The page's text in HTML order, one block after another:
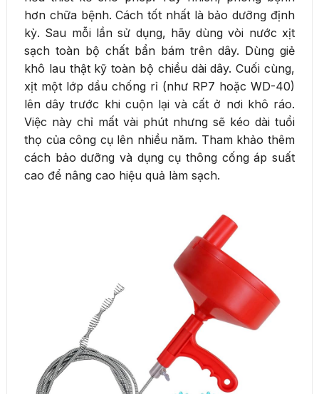
hơn chữa bệnh. Cách tốt nhất là bảo dưỡng định
kỳ. Sau mỗi lần sử dụng, hãy dùng vòi nước xịt
sạch toàn bộ chất bẩn bám trên dây. Dùng giẻ
khô lau thật kỹ toàn bộ chiều dài dây. Cuối cùng,
xịt một lớp dầu chống rỉ (như RP7 hoặc WD-40)
lên dây trước khi cuộn lại và cất ở nơi khô ráo.
Việc này chỉ mất vài phút nhưng sẽ kéo dài tuổi
thọ của công cụ lên nhiều năm. Tham khảo thêm
cách bảo dưỡng và dụng cụ thông cống áp suất
cao để nâng cao hiệu quả làm sạch.